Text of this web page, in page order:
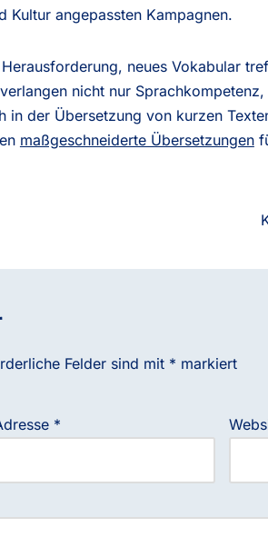
Kultur angepassten Kampagnen.
neues Vokabular
nicht nur
in der Übersetzung von kurzen
maßgeschneiderte Übersetzungen
Felder sind mit * markiert
*